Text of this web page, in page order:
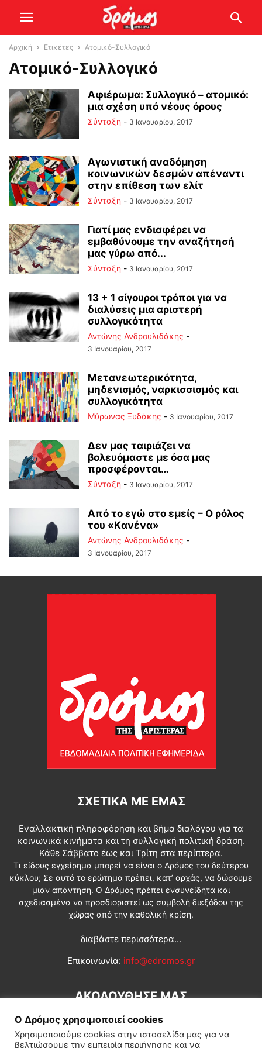
Αρχική Ετικέτες Ατομικό-Συλλογικό
Ατομικό-Συλλογικό
Αφιέρωμα: Συλλογικό – ατομικό:
μια σχέση υπό νέους όρους
Σύνταξη - 3 Ιανουαρίου, 2017
Αγωνιστική αναδόμηση
κοινωνικών δεσμών απέναντι
στην επίθεση των ελίτ
Σύνταξη - 3 Ιανουαρίου, 2017
Γιατί μας ενδιαφέρει να
εμβαθύνουμε την αναζήτησή
μας γύρω από...
Σύνταξη - 3 Ιανουαρίου, 2017
13 + 1 σίγουροι τρόποι για να
διαλύσεις μια αριστερή
συλλογικότητα
Αντώνης Ανδρουλιδάκης -
3 Ιανουαρίου, 2017
Μετανεωτερικότητα,
μηδενισμός, ναρκισσισμός και
συλλογικότητα
Μύρωνας Ξυδάκης - 3 Ιανουαρίου, 2017
Δεν μας ταιριάζει να
βολευόμαστε με όσα μας
προσφέρονται…
Σύνταξη - 3 Ιανουαρίου, 2017
Από το εγώ στο εμείς – Ο ρόλος
του «Kανένα»
Αντώνης Ανδρουλιδάκης -
3 Ιανουαρίου, 2017
ΣΧΕΤΙΚΆ ΜΕ ΕΜΆΣ
Εναλλακτική πληροφόρηση και βήμα διαλόγου για τα
κοινωνικά κινήματα και τη συλλογική πολιτική δράση.
Κάθε Σάββατο έως και Τρίτη στα περίπτερα.
Τι είδους εγχείρημα μπορεί να είναι ο Δρόμος του δεύτερου
κύκλου; Σε αυτό το ερώτημα πρέπει, κατ’ αρχάς, να δώσουμε
μιαν απάντηση. Ο Δρόμος πρέπει ενσυνείδητα και
σχεδιασμένα να προσδιοριστεί ως συμβολή διεξόδου της
χώρας από την καθολική κρίση.
διαβάστε περισσότερα...
Επικοινωνία: info@edromos.gr
ΑΚΟΛΟΥΘΗΣΕ ΜΑΣ
Ο Δρόμος χρησιμοποιεί cookies
Χρησιμοποιούμε cookies στην ιστοσελίδα μας για να
βελτιώσουμε την εμπειρία περιήγησης και να